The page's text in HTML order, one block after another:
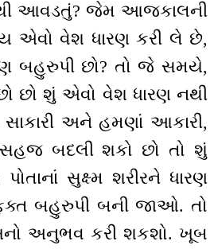
આવડતું? જેમ આજકાલની
એવો વેશ ધારણ કરી લે છે,
બહુરુપી છો? તો જે સમયે,
છો શું એવો વેશ ધારણ નથી
અને હમણાં આકારી,
બદલી શકો છો તો શું
પોતાનાં સુક્ષ્મ શરીરને ધારણ
બહુરુપી બની જાઓ. તો
અનુભવ કરી શકશો. ખૂબ